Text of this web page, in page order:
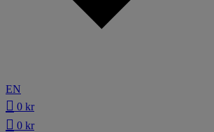
EN
0 kr
0 kr